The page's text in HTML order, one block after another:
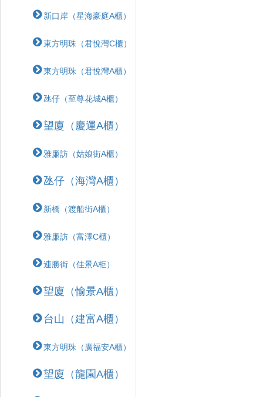
新口岸（星海豪庭A櫃）
東方明珠（君悅灣C櫃）
東方明珠（君悅灣A櫃）
氹仔（至尊花城A櫃）
望廈（慶運A櫃）
雅廉訪（姑娘街A櫃）
氹仔（海灣A櫃）
新橋（渡船街A櫃）
雅廉訪（富澤C櫃）
連勝街（佳景A柜）
望廈（愉景A櫃）
台山（建富A櫃）
東方明珠（廣福安A櫃）
望廈（龍園A櫃）